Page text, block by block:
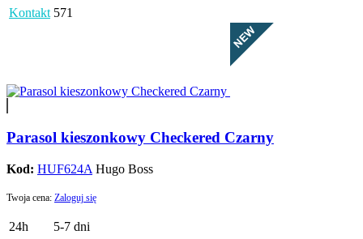
Kontakt 571
Parasol kieszonkowy Checkered Czarny
Kod: HUF624A Hugo Boss
Twoja cena: Zaloguj się
24h
5-7 dni